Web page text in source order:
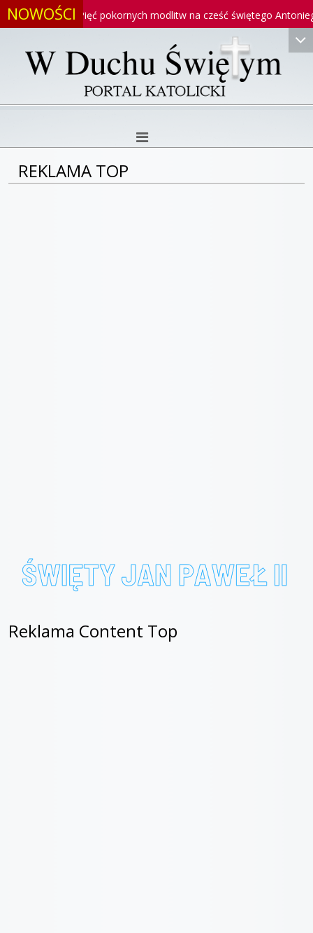
NOWOŚCI
Pięć pokornych modlitw na cześć świętego Antoniego
REKLAMA TOP
Reklama Content Top